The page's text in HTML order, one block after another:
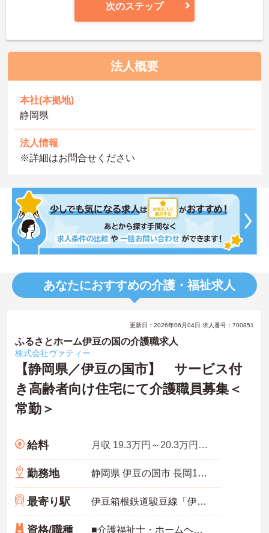
次のステップ
法人概要
本社(本拠地)
静岡県
法人情報
※詳細はお問合せください
あなたにおすすめの介護・福祉求人
更新日：2026年06月04日 求人番号：700851
ふるさとホーム伊豆の国の介護職求人
株式会社ヴァティー
【静岡県／伊豆の国市】 サービス付
き高齢者向け住宅にて介護職員募集＜
常勤＞
給料 月収 19.3万円～20.3万円程度
勤務地 静岡県 伊豆の国市 長岡1011-6
最寄り駅 伊豆箱根鉄道駿豆線「伊豆長岡駅」バス・車6分
資格/職種 ■介護福祉士・ホームヘルパー2級※いずれか必須 ■未経験OK